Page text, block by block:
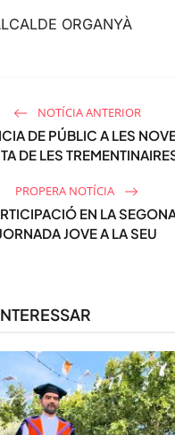
ORGANYÀ
NOTÍCIA ANTERIOR
DE PÚBLIC A LES
DE LES
PROPERA NOTÍCIA
EN LA
JORNADA JOVE A LA SEU